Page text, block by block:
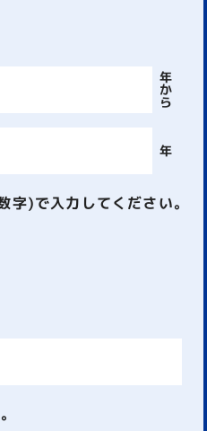
年
か
ら
年
)で入力してください。